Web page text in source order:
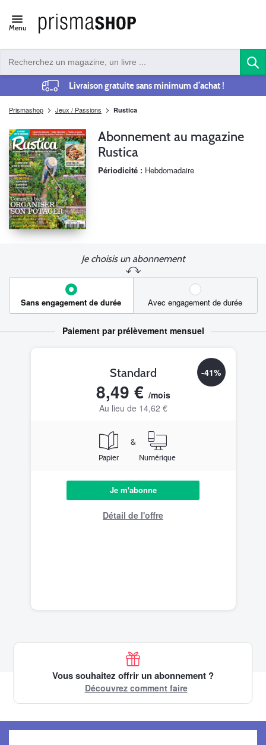
Open/close
navigation
Menu
Livraison gratuite sans minimum d’achat !
Prismashop Jeux / Passions Rustica
Abonnement au magazine
Rustica
Périodicité : Hebdomadaire
Je choisis un abonnement
Sans engagement de durée Avec engagement de durée
Paiement par prélèvement mensuel
-41%
Standard
8,49 € /mois
Au lieu de 14,62 €
Papier
&
Numérique
Je m'abonne
Détail de l'offre
Vous souhaitez offrir un abonnement ?
Découvrez comment faire